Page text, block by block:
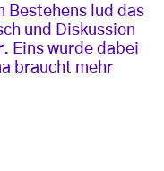
Bestehens lud das
und Diskussion
Eins wurde dabei
braucht mehr